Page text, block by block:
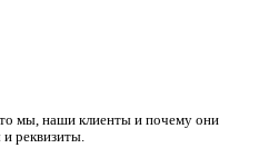
мы, наши клиенты и почему они
реквизиты.